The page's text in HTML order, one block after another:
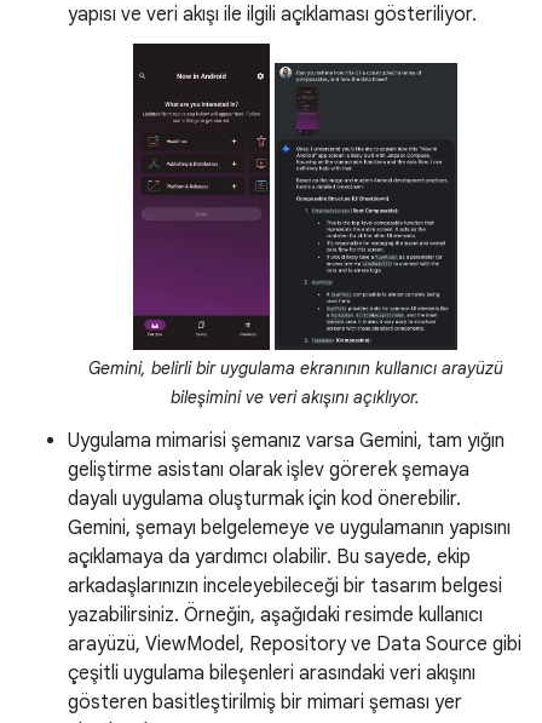
yapısı ve veri akışı ile ilgili açıklaması gösteriliyor.
Gemini, belirli bir uygulama ekranının kullanıcı arayüzü
bileşimini ve veri akışını açıklıyor.
Uygulama mimarisi şemanız varsa Gemini, tam yığın
geliştirme asistanı olarak işlev görerek şemaya
dayalı uygulama oluşturmak için kod önerebilir.
Gemini, şemayı belgelemeye ve uygulamanın yapısını
açıklamaya da yardımcı olabilir. Bu sayede, ekip
arkadaşlarınızın inceleyebileceği bir tasarım belgesi
yazabilirsiniz. Örneğin, aşağıdaki resimde kullanıcı
arayüzü, ViewModel, Repository ve Data Source gibi
çeşitli uygulama bileşenleri arasındaki veri akışını
gösteren basitleştirilmiş bir mimari şeması yer